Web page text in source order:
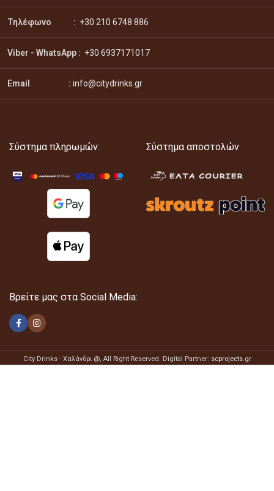
Τηλέφωνο : +30 210 6748 886
Viber - WhatsApp : +30 6937171017
Email : info@citydrinks.gr
Σύστημα πληρωμών: Σύστημα αποστολών
Βρείτε μας στα Social Media:
City Drinks - Χαλάνδρι @, All Right Reserved. Digital Partner: scprojects.gr